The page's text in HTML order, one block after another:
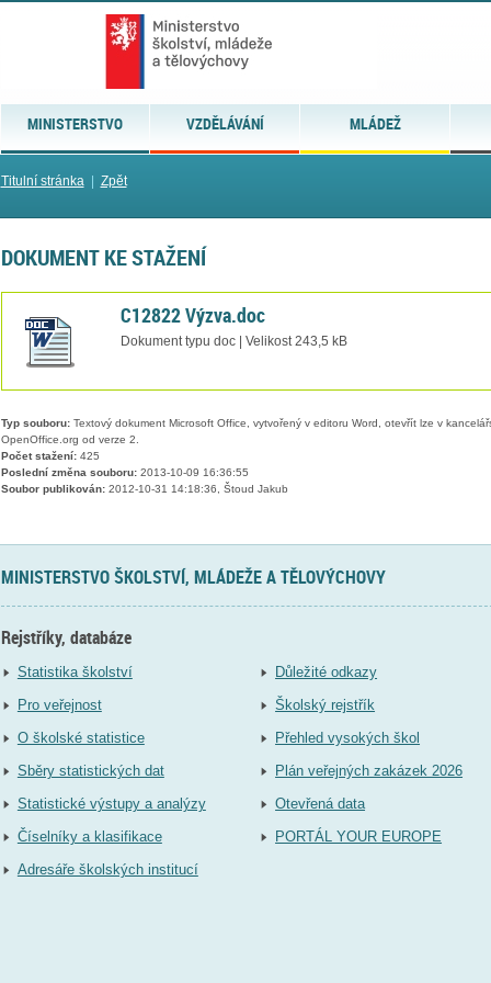
MINISTERSTVO VZDĚLÁVÁNÍ MLÁDEŽ
Titulní stránka| Zpět
DOKUMENT KE STAŽENÍ
C12822 Výzva.doc
Dokument typu doc | Velikost 243,5 kB
Typ souboru:Textový dokument Microsoft Office, vytvořený v editoru Word, otevřít lze v
OpenOffice.org od verze 2.
Počet stažení:425
Poslední změna souboru:2013-10-09 16:36:55
Soubor publikován:2012-10-31 14:18:36, Štoud Jakub
MINISTERSTVO ŠKOLSTVÍ, MLÁDEŽE A TĚLOVÝCHOVY
Rejstříky, databáze
Statistika školství
Pro veřejnost
O školské statistice
Sběry statistických dat
Statistické výstupy a analýzy
Číselníky a klasifikace
Adresáře školských institucí
Důležité odkazy
Školský rejstřík
Přehled vysokých škol
Plán veřejných zakázek 2026
Otevřená data
PORTÁL YOUR EUROPE